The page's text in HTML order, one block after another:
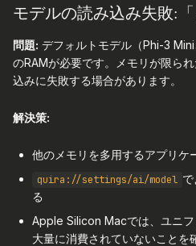
モデルの読み込み失敗:「
問題: デフォルトモデル（Phi-3
のRAMが必要です。メモリが限ら
込みに失敗する場合があります。
解決策:
他のメモリを多用するアプリケ
quira://settings/ai/model
る
Apple Silicon Macでは、ユニ
大量に消費されていないことを